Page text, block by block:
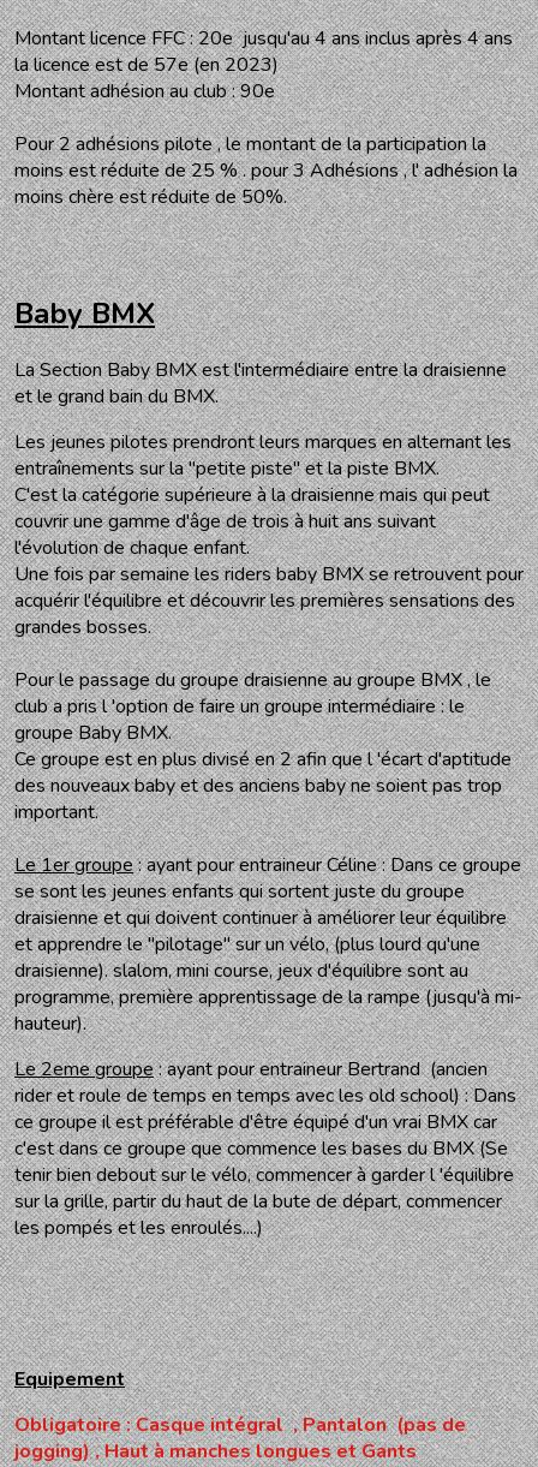
Montant licence FFC : 20e jusqu'au 4 ans inclus après 4 ans
la licence est de 57e (en 2023)
Montant adhésion au club : 90e
Pour 2 adhésions pilote , le montant de la participation la
moins est réduite de 25 % . pour 3 Adhésions , l' adhésion la
moins chère est réduite de 50%.
Baby BMX
La Section Baby BMX est l'intermédiaire entre la draisienne
et le grand bain du BMX.
Les jeunes pilotes prendront leurs marques en alternant les
entraînements sur la "petite piste" et la piste BMX.
C'est la catégorie supérieure à la draisienne mais qui peut
couvrir une gamme d'âge de trois à huit ans suivant
l'évolution de chaque enfant.
Une fois par semaine les riders baby BMX se retrouvent pour
acquérir l'équilibre et découvrir les premières sensations des
grandes bosses.
Pour le passage du groupe draisienne au groupe BMX , le
club a pris l 'option de faire un groupe intermédiaire : le
groupe Baby BMX.
Ce groupe est en plus divisé en 2 afin que l 'écart d'aptitude
des nouveaux baby et des anciens baby ne soient pas trop
important.
Le 1er groupe: ayant pour entraineur Céline : Dans ce groupe
se sont les jeunes enfants qui sortent juste du groupe
draisienne et qui doivent continuer à améliorer leur équilibre
et apprendre le "pilotage" sur un vélo, (plus lourd qu'une
draisienne). slalom, mini course, jeux d'équilibre sont au
programme, première apprentissage de la rampe (jusqu'à mi-
hauteur).
Le 2eme groupe: ayant pour entraineur Bertrand (ancien
rider et roule de temps en temps avec les old school) : Dans
ce groupe il est préférable d'être équipé d'un vrai BMX car
c'est dans ce groupe que commence les bases du BMX (Se
tenir bien debout sur le vélo, commencer à garder l 'équilibre
sur la grille, partir du haut de la bute de départ, commencer
les pompés et les enroulés....)
Equipement
Obligatoire : Casque intégral , Pantalon (pas de
jogging) , Haut à manches longues et Gants